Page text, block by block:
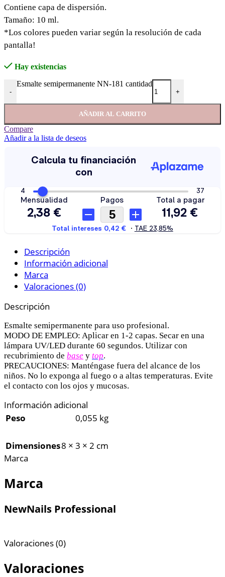
Contiene capa de dispersión.
Tamaño: 10 ml.
*Los colores pueden variar según la resolución de cada
pantalla!
Hay existencias
-
Esmalte semipermanente NN-181 cantidad
+
AÑADIR AL CARRITO
Compare
Añadir a la lista de deseos
Descripción
Información adicional
Marca
Valoraciones (0)
Descripción
Esmalte semipermanente para uso profesional.
MODO DE EMPLEO: Aplicar en 1-2 capas. Secar en una
lámpara UV/LED durante 60 segundos. Utilizar con
recubrimiento de base y top.
PRECAUCIONES: Manténgase fuera del alcance de los
niños. No lo exponga al fuego o a altas temperaturas. Evite
el contacto con los ojos y mucosas.
Información adicional
Peso
0,055 kg
Dimensiones8 × 3 × 2 cm
Marca
Marca
NewNails Professional
Valoraciones (0)
Valoraciones